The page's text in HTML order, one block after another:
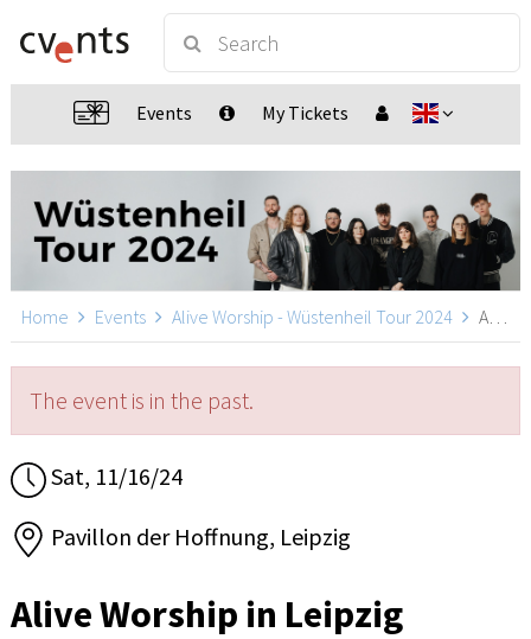
Events My Tickets
Home Events Alive Worship - Wüstenheil Tour 2024 Alive Worship in Leipzig, Leipzig
The event is in the past.
Sat, 11/16/24
Pavillon der Hoffnung, Leipzig
Alive Worship in Leipzig